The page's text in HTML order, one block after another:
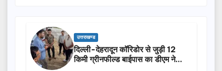
उत्तराखण्ड
दिल्ली-देहरादून कॉरिडोर से जुड़ी 12
किमी ग्रीनफील्ड बाईपास का डीएम ने